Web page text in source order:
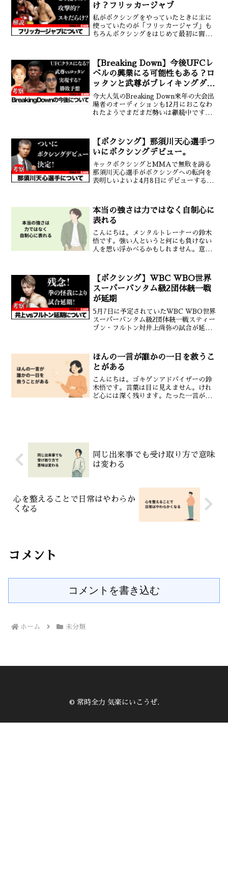
け？フリッカージャブ
私がボクシングをやっていたときに主に
使っていたのが「フリッカージャブ」も
ちろんボクシングをはじめて最初に習っ
がどうにもしっくりこない。パワーもス
ピードも出せないから全く...
【Breaking Down】今後UFCレ
ベルの興業にる可能性もある？ロ
ッタンと武尊がブレイキングダウ
ンで闘ったら？勝敗予想！
今大人気のBreaking Down来年の大会出
場者のオーディションも12月におこなわ
れたようでまだまだ勢いは継続中です。
後の継続や発展に必要なのはやはり資...
【ボクシング】那須川天心選手つ
いにボクシングデビュー。
キックボクシングとMMAで無敗を誇る
那須川天心選手がボクシングへの転向を
表明しいよいよ4月8日にデビューするこ
川選手はキックボクシングで42戦無敗
（MMA4戦無敗）と...
本当の強さは力ではなく自制心に
表れる
こんにちは。メンタルトレーナーの鈴木
悟です。強い人というと何にも負けない
人を思い浮かべるかもしれません。意見
身をコントロールできる力です。感情を
抑え込むことではない怒り...
【ボクシング】WBC WBO世界
スーパーバンタム級2団体統一戦
が延期
5月7日に予定されていたWBC WBO世界
スーパーバンタム級2団体統一戦スティー
ブン・フルトン対井上尚弥の試合が延期
ッチだったのではないでしょうか。井上
尚弥選手の拳の怪...
ほんの一言が誰かの一日を救うこ
とがある
こんにちは。ゴキゲンアドバイザーの鈴
木悟です。言葉は目に見えません。けれ
ど心には深く残ります。たった一言がそ
同じ出来事でも受け取り方で意味
は変わる
心を整えることで日常はやわらか
くなる
コメント
コメントを書き込む
ホーム 未分類
© 常時全力 気楽にいこうぜ.